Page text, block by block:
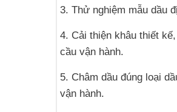
3. Thử nghiệm mẫu dầu
4. Cải thiện khâu thiết
cầu vận hành.
5. Châm dầu đúng loại
vận hành.